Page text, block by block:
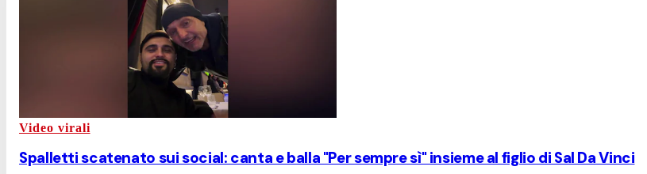
Video virali
Spalletti scatenato sui social: canta e balla "Per sempre sì" insieme al figlio di Sal Da Vinci